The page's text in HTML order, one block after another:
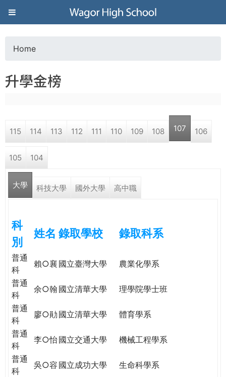
Jump to navigation
葳
格
高
學
格。
o
a
r
e
e
r
e
Home
升學金榜
115 114 113 112 111 110 109 108 107 106
105 104
大學 科技大學 國外大學 高中職
科
別
姓名 錄取學校 錄取科系
普通
科
賴○襄 國立臺灣大學
農業化學系
普通
科
余○翰 國立清華大學
理學院學士班
普通
科
廖○勛 國立清華大學
體育學系
普通
科
李○怡國立交通大學
機械工程學系
普通
科
吳○容 國立成功大學
生命科學系